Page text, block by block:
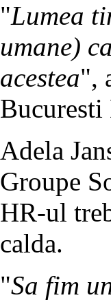
"Lumea
umane)
acestea",
Bucuresti
Adela
Groupe
HR-ul
calda.
"Sa fim